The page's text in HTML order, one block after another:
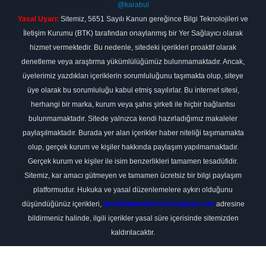
@karabul
Yasal Uyarı: Sitemiz, 5651 Sayılı Kanun gereğince Bilgi Teknolojileri ve
İletişim Kurumu (BTK) tarafından onaylanmış bir Yer Sağlayıcı olarak
hizmet vermektedir. Bu nedenle, sitedeki içerikleri proaktif olarak
denetleme veya araştırma yükümlülüğümüz bulunmamaktadır. Ancak,
üyelerimiz yazdıkları içeriklerin sorumluluğunu taşımakta olup, siteye
üye olarak bu sorumluluğu kabul etmiş sayılırlar. Bu internet sitesi,
herhangi bir marka, kurum veya şahıs şirketi ile hiçbir bağlantısı
bulunmamaktadır. Sitede yalnızca kendi hazırladığımız makaleler
paylaşılmaktadır. Burada yer alan içerikler haber niteliği taşımamakta
olup, gerçek kurum ve kişiler hakkında paylaşım yapılmamaktadır.
Gerçek kurum ve kişiler ile isim benzerlikleri tamamen tesadüfidir.
Sitemiz, kar amacı gütmeyen ve tamamen ücretsiz bir bilgi paylaşım
platformudur. Hukuka ve yasal düzenlemelere aykırı olduğunu
düşündüğünüz içerikleri, backlinkpanelicomtr@gmail.com adresine
bildirmeniz halinde, ilgili içerikler yasal süre içerisinde sitemizden
kaldırılacaktır.